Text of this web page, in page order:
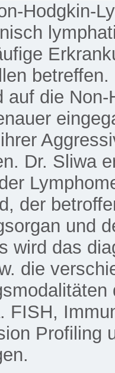
Hodgkin-
betreffen.
auf die Non-
Dr. Sliwa
der
und
wird das
die
FISH,
Profiling